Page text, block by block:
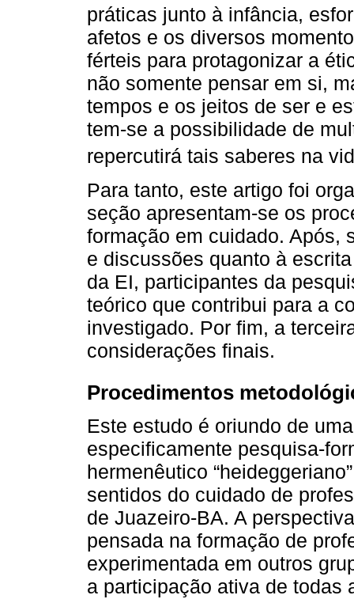
práticas junto à infância,
afetos e os diversos
férteis para protagonizar a
não somente pensar em si,
tempos e os jeitos de ser e
tem-se a possibilidade de
repercutirá tais saberes na
Para tanto, este artigo foi
seção apresentam-se os
formação em cuidado. Após,
e discussões quanto à
da EI, participantes da
teórico que contribui para a
investigado. Por fim, a
considerações finais.
Procedimentos
Este estudo é oriundo de
especificamente pesquisa-
hermenêutico
sentidos do cuidado de
de Juazeiro-BA. A
pensada na formação de
experimentada em outros
a participação ativa de todas